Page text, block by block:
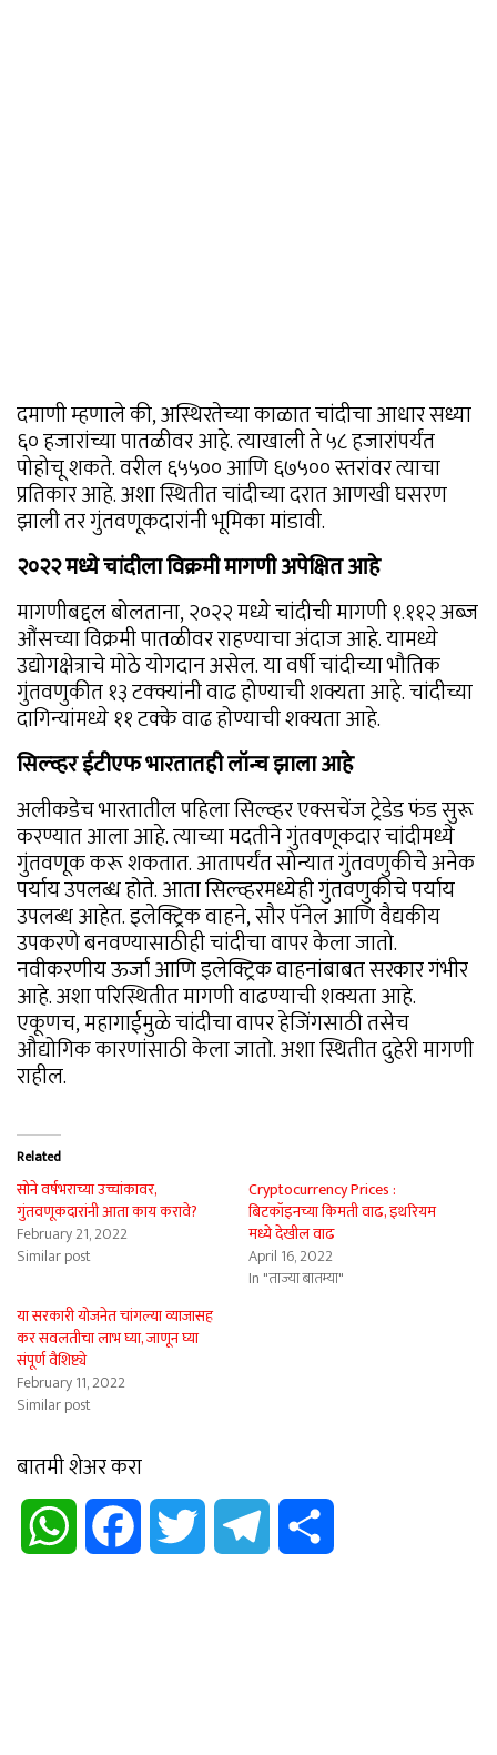
दमाणी म्हणाले की, अस्थिरतेच्या काळात चांदीचा आधार सध्या
६० हजारांच्या पातळीवर आहे. त्याखाली ते ५८ हजारांपर्यंत
पोहोचू शकते. वरील ६५५०० आणि ६७५०० स्तरांवर त्याचा
प्रतिकार आहे. अशा स्थितीत चांदीच्या दरात आणखी घसरण
झाली तर गुंतवणूकदारांनी भूमिका मांडावी.
२०२२ मध्ये चांदीला विक्रमी मागणी अपेक्षित आहे
मागणीबद्दल बोलताना, २०२२ मध्ये चांदीची मागणी १.११२ अब्ज
औंसच्या विक्रमी पातळीवर राहण्याचा अंदाज आहे. यामध्ये
उद्योगक्षेत्राचे मोठे योगदान असेल. या वर्षी चांदीच्या भौतिक
गुंतवणुकीत १३ टक्क्यांनी वाढ होण्याची शक्यता आहे. चांदीच्या
दागिन्यांमध्ये ११ टक्के वाढ होण्याची शक्यता आहे.
सिल्व्हर ईटीएफ भारतातही लॉन्च झाला आहे
अलीकडेच भारतातील पहिला सिल्व्हर एक्सचेंज ट्रेडेड फंड सुरू
करण्यात आला आहे. त्याच्या मदतीने गुंतवणूकदार चांदीमध्ये
गुंतवणूक करू शकतात. आतापर्यंत सोन्यात गुंतवणुकीचे अनेक
पर्याय उपलब्ध होते. आता सिल्व्हरमध्येही गुंतवणुकीचे पर्याय
उपलब्ध आहेत. इलेक्ट्रिक वाहने, सौर पॅनेल आणि वैद्यकीय
उपकरणे बनवण्यासाठीही चांदीचा वापर केला जातो.
नवीकरणीय ऊर्जा आणि इलेक्ट्रिक वाहनांबाबत सरकार गंभीर
आहे. अशा परिस्थितीत मागणी वाढण्याची शक्यता आहे.
एकूणच, महागाईमुळे चांदीचा वापर हेजिंगसाठी तसेच
औद्योगिक कारणांसाठी केला जातो. अशा स्थितीत दुहेरी मागणी
राहील.
Related
सोने वर्षभराच्या उच्चांकावर,
गुंतवणूकदारांनी आता काय करावे?
February 21, 2022
Similar post
Cryptocurrency Prices :
बिटकॉइनच्या किमती वाढ, इथरियम
मध्ये देखील वाढ
April 16, 2022
In "ताज्या बातम्या"
या सरकारी योजनेत चांगल्या व्याजासह
कर सवलतीचा लाभ घ्या, जाणून घ्या
संपूर्ण वैशिष्ट्ये
February 11, 2022
Similar post
बातमी शेअर करा
WhatsApp Facebook Twitter Telegram